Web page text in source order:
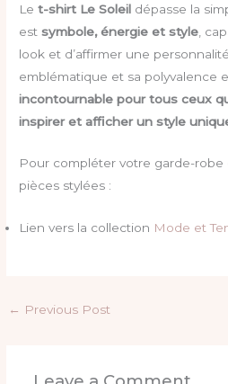
Let-shirt Le Soleil dépasse la
estsymbole, énergie et style ,
look et d’affirmer une
emblématique et sa polyvalence
incontournable pour tous ceux
inspirer et afficher un style
Pour compléter votre garde-robe
pièces stylées :
Lien vers la collection Mode et
← Previous Post